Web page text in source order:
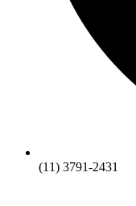
(11) 3791-2431